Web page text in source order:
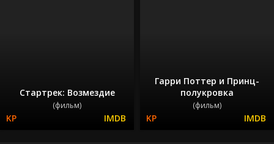
Стартрек: Возмездие
(фильм)
Гарри Поттер и Принц-
полукровка
(фильм)